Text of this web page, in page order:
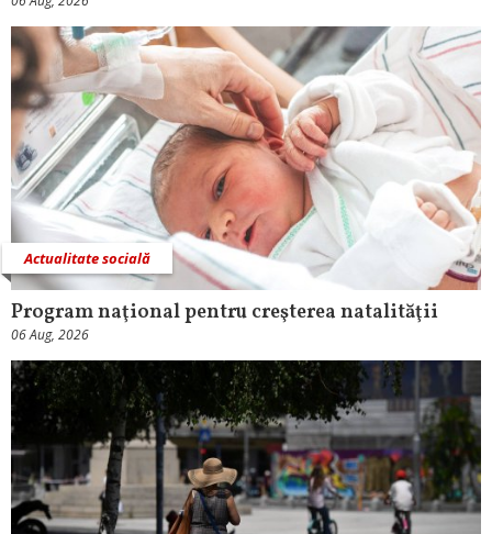
Actualitate socială
Program naţional pentru creşterea natalităţii
06 Aug, 2026